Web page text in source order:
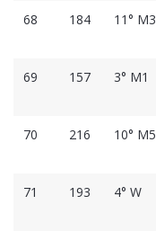
68 184 11° M3
69 157 3° M1
70 216 10° M5
71 193 4° W